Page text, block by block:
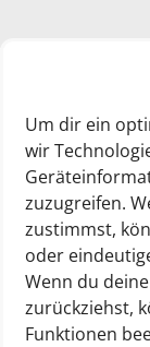
Um dir ein
wir
zuzugreifen.
zustimmst,
oder
Wenn du
zurückziehst,
Funktionen